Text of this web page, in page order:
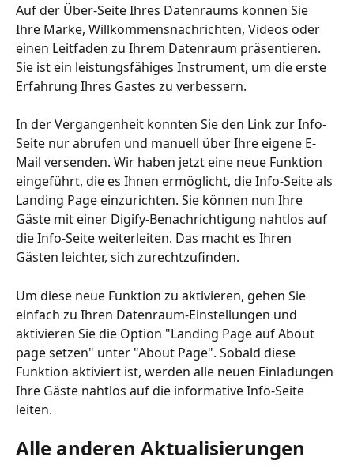
Auf der Über-Seite Ihres Datenraums können Sie
Ihre Marke, Willkommensnachrichten, Videos oder
einen Leitfaden zu Ihrem Datenraum präsentieren.
Sie ist ein leistungsfähiges Instrument, um die erste
Erfahrung Ihres Gastes zu verbessern.
In der Vergangenheit konnten Sie den Link zur Info-
Seite nur abrufen und manuell über Ihre eigene E-
Mail versenden. Wir haben jetzt eine neue Funktion
eingeführt, die es Ihnen ermöglicht, die Info-Seite als
Landing Page einzurichten. Sie können nun Ihre
Gäste mit einer Digify-Benachrichtigung nahtlos auf
die Info-Seite weiterleiten. Das macht es Ihren
Gästen leichter, sich zurechtzufinden.
Um diese neue Funktion zu aktivieren, gehen Sie
einfach zu Ihren Datenraum-Einstellungen und
aktivieren Sie die Option "Landing Page auf About
page setzen" unter "About Page". Sobald diese
Funktion aktiviert ist, werden alle neuen Einladungen
Ihre Gäste nahtlos auf die informative Info-Seite
leiten.
Alle anderen Aktualisierungen